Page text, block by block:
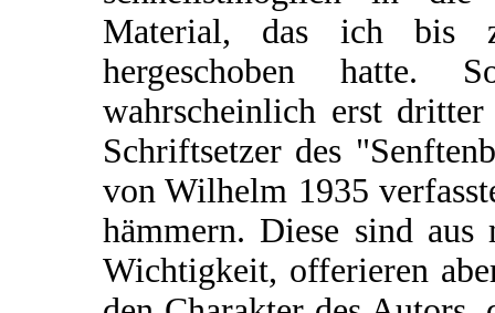
Material, das ich bis
hergeschoben
wahrscheinlich erst
Schriftsetzer des
von Wilhelm 1935
hämmern. Diese sind aus
Wichtigkeit, offerieren